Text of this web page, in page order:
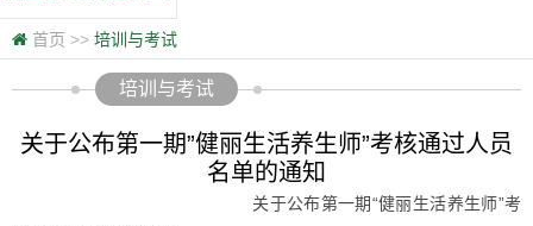
专业委员会
首页 >> 培训与考试
培训与考试
关于公布第一期”健丽生活养生师”考核通过人员
名单的通知
关于公布第一期“健丽生活养生师”考